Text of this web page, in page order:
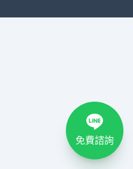
免費諮詢